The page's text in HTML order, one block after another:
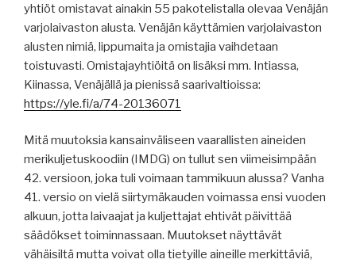
yhtiöt omistavat ainakin 55 pakotelistalla olevaa Venäjän
varjolaivaston alusta. Venäjän käyttämien varjolaivaston
alusten nimiä, lippumaita ja omistajia vaihdetaan
toistuvasti. Omistajayhtiöitä on lisäksi mm. Intiassa,
Kiinassa, Venäjällä ja pienissä saarivaltioissa:
https://yle.fi/a/74-20136071
Mitä muutoksia kansainväliseen vaarallisten aineiden
merikuljetuskoodiin (IMDG) on tullut sen viimeisimpään
42. versioon, joka tuli voimaan tammikuun alussa? Vanha
41. versio on vielä siirtymäkauden voimassa ensi vuoden
alkuun, jotta laivaajat ja kuljettajat ehtivät päivittää
säädökset toiminnassaan. Muutokset näyttävät
vähäisiltä mutta voivat olla tietyille aineille merkittäviä,